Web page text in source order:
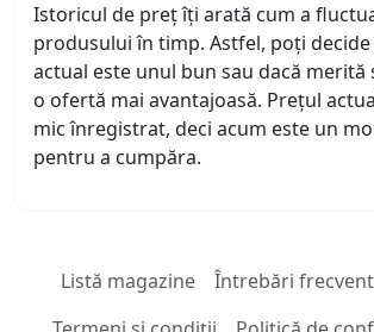
Istoricul de preț îți arată cum a
produsului în timp. Astfel, poți
actual este unul bun sau dacă merită
o ofertă mai avantajoasă. Prețul
mic înregistrat, deci acum este un
pentru a cumpăra.
Listă magazine Întrebări